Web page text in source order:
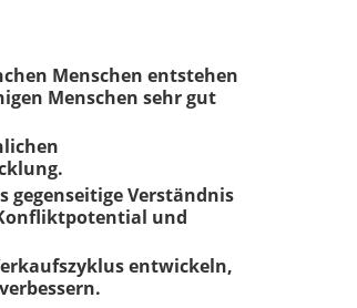
Menschen entstehen
Menschen sehr gut
gegenseitige Verständnis
und
entwickeln,